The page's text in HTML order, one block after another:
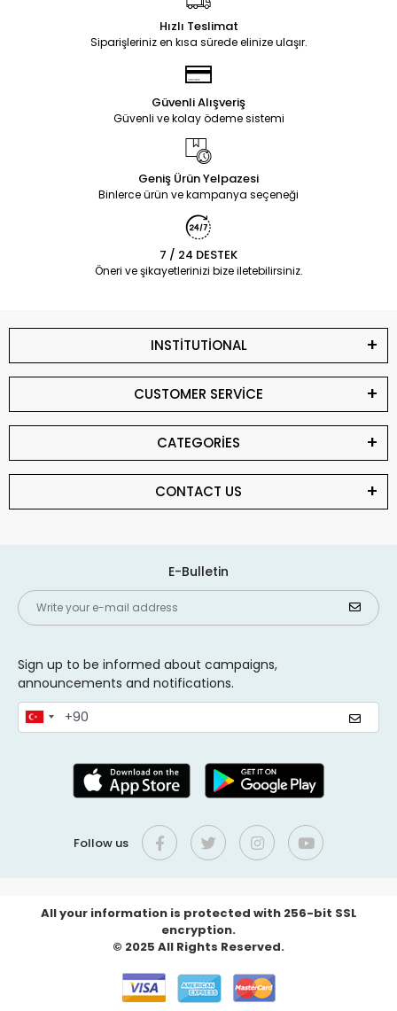
Hızlı Teslimat
Siparişleriniz en kısa sürede elinize ulaşır.
Güvenli Alışveriş
Güvenli ve kolay ödeme sistemi
Geniş Ürün Yelpazesi
Binlerce ürün ve kampanya seçeneği
7 / 24 DESTEK
Öneri ve şikayetlerinizi bize iletebilirsiniz.
INSTİTUTİONAL
CUSTOMER SERVİCE
CATEGORİES
CONTACT US
E-Bulletin
Sign up to be informed about campaigns,
announcements and notifications.
Follow us
All your information is protected with 256-bit SSL
encryption.
© 2025 All Rights Reserved.